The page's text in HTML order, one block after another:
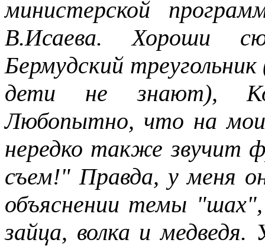
министерской
В.Исаева. Хороши
Бермудский
дети не знают),
Любопытно, что на
нередко также звучит
съем!" Правда, у меня
объяснении темы
зайца, волка и